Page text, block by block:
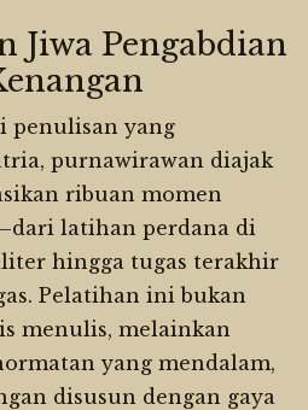
Jiwa Pengabdian
penulisan yang
purnawirawan diajak
ribuan momen
latihan perdana di
hingga tugas terakhir
Pelatihan ini bukan
menulis, melainkan
yang mendalam,
disusun dengan gaya